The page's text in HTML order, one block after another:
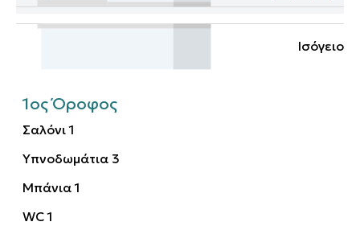
Ισόγειο
1ος Όροφος
Σαλόνι 1
Υπνοδωμάτια 3
Μπάνια 1
WC 1